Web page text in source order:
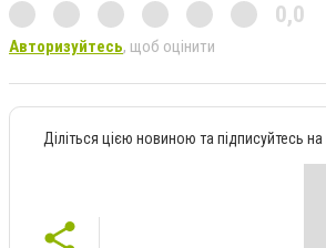
0,0
Авторизуйтесь, щоб оцінити
Діліться цією новиною та підписуйтесь